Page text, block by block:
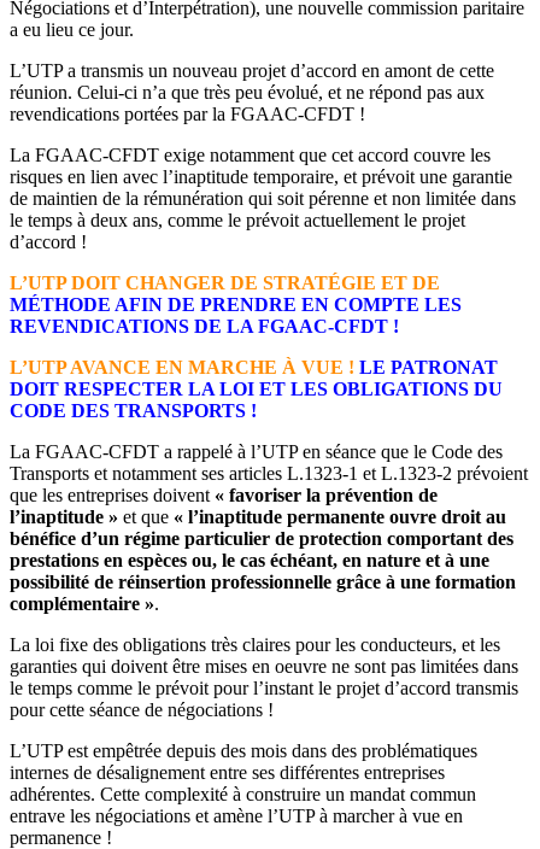
Négociations et d’Interpétration), une nouvelle commission paritaire
a eu lieu ce jour.
L’UTP a transmis un nouveau projet d’accord en amont de cette
réunion. Celui-ci n’a que très peu évolué, et ne répond pas aux
revendications portées par la FGAAC-CFDT !
La FGAAC-CFDT exige notamment que cet accord couvre les
risques en lien avec l’inaptitude temporaire, et prévoit une garantie
de maintien de la rémunération qui soit pérenne et non limitée dans
le temps à deux ans, comme le prévoit actuellement le projet
d’accord !
L’UTP DOIT CHANGER DE STRATÉGIE ET DE
MÉTHODE AFIN DE PRENDRE EN COMPTE LES
REVENDICATIONS DE LA FGAAC-CFDT !
L’UTP AVANCE EN MARCHE À VUE ! LE PATRONAT
DOIT RESPECTER LA LOI ET LES OBLIGATIONS DU
CODE DES TRANSPORTS !
La FGAAC-CFDT a rappelé à l’UTP en séance que le Code des
Transports et notamment ses articles L.1323-1 et L.1323-2 prévoient
que les entreprises doivent « favoriser la prévention de
l’inaptitude » et que « l’inaptitude permanente ouvre droit au
bénéfice d’un régime particulier de protection comportant des
prestations en espèces ou, le cas échéant, en nature et à une
possibilité de réinsertion professionnelle grâce à une formation
complémentaire ».
La loi fixe des obligations très claires pour les conducteurs, et les
garanties qui doivent être mises en oeuvre ne sont pas limitées dans
le temps comme le prévoit pour l’instant le projet d’accord transmis
pour cette séance de négociations !
L’UTP est empêtrée depuis des mois dans des problématiques
internes de désalignement entre ses différentes entreprises
adhérentes. Cette complexité à construire un mandat commun
entrave les négociations et amène l’UTP à marcher à vue en
permanence !